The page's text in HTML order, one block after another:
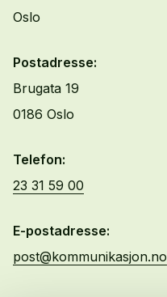
Oslo
Postadresse:
Brugata 19
0186 Oslo
Telefon:
23 31 59 00
E-postadresse:
post@kommunikasjon.no